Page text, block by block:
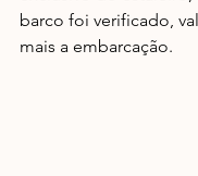
barco foi verificado,
mais a embarcação.